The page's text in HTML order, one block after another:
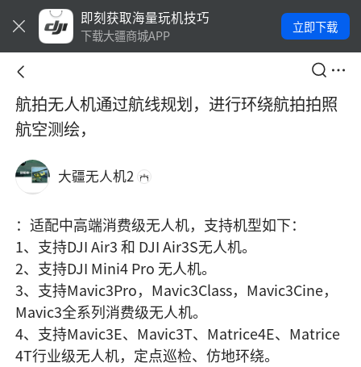
即刻获取海量玩机技巧
下载大疆商城APP
立即下载
航拍无人机通过航线规划，进行环绕航拍拍照
航空测绘，
大疆无人机2
：适配中高端消费级无人机，支持机型如下：
1、支持DJI Air3 和 DJI Air3S无人机。
2、支持DJI Mini4 Pro 无人机。
3、支持Mavic3Pro，Mavic3Class，Mavic3Cine，
Mavic3全系列消费级无人机。
4、支持Mavic3E、Mavic3T、Matrice4E、Matrice
4T行业级无人机，定点巡检、仿地环绕。